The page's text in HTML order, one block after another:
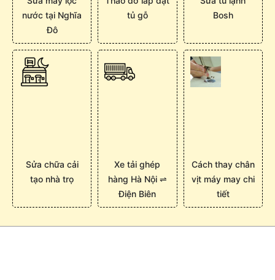
nước tại Nghĩa
Đô
tủ gỗ
Bosh
Sửa chữa cải
tạo nhà trọ
Xe tải ghép
hàng Hà Nội ⇌
Điện Biên
Cách thay chân
vịt máy may chi
tiết